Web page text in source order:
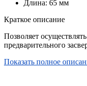
Длина: 65 мм
Краткое описание
Позволяет
предварительного
Показать полное